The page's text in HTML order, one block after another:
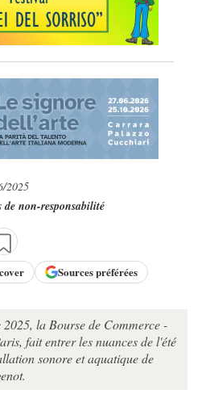
2025
de non-responsabilité
Sources préférées
la Bourse de Commerce -
fait entrer les nuances de l'été
sonore et aquatique de